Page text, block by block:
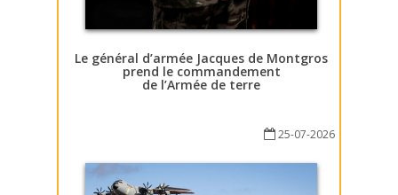
Le général d’armée Jacques de Montgros
prend le commandement
de l’Armée de terre
25-07-2026